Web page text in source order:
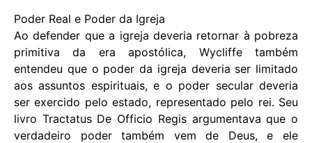
Poder Real e Poder da Igreja
Ao defender que a igreja deveria retornar à pobreza
primitiva da era apostólica, Wycliffe também
entendeu que o poder da igreja deveria ser limitado
aos assuntos espirituais, e o poder secular deveria
ser exercido pelo estado, representado pelo rei. Seu
livro Tractatus De Officio Regis argumentava que o
verdadeiro poder também vem de Deus, e ele